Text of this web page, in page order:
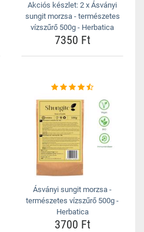
Akciós készlet: 2 x Ásványi
sungit morzsa - természetes
vízszűrő 500g - Herbatica
7350 Ft
Ásványi sungit morzsa -
természetes vízszűrő 500g -
Herbatica
3700 Ft